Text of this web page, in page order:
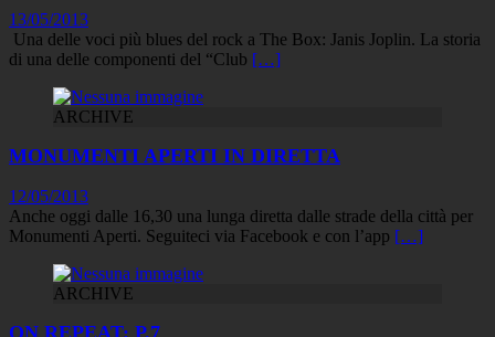
13/05/2013
Una delle voci più blues del rock a The Box: Janis Joplin. La storia
di una delle componenti del “Club […]
ARCHIVE
MONUMENTI APERTI IN DIRETTA
12/05/2013
Anche oggi dalle 16,30 una lunga diretta dalle strade della città per
Monumenti Aperti. Seguiteci via Facebook e con l’app […]
ARCHIVE